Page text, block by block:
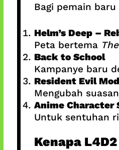
Bagi pemain
Helm’s Deep –
Peta bertema
Back to School
Kampanye baru
Resident Evil
Mengubah
Anime Character
Untuk sentuhan
Kenapa